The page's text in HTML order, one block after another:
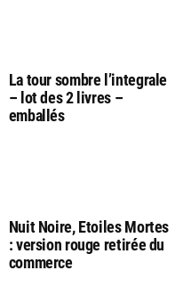
La tour sombre l’integrale
– lot des 2 livres –
emballés
Nuit Noire, Etoiles Mortes
: version rouge retirée du
commerce